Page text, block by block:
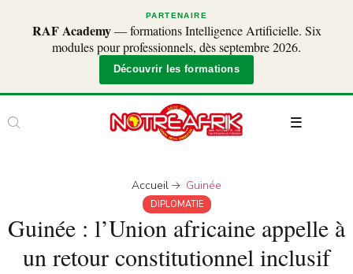
PARTENAIRE
RAF Academy— formations Intelligence Artificielle. Six
modules pour professionnels, dès septembre 2026.
Découvrir les formations
Accueil Guinée
DIPLOMATIE
Guinée : l’Union africaine appelle à
un retour constitutionnel inclusif